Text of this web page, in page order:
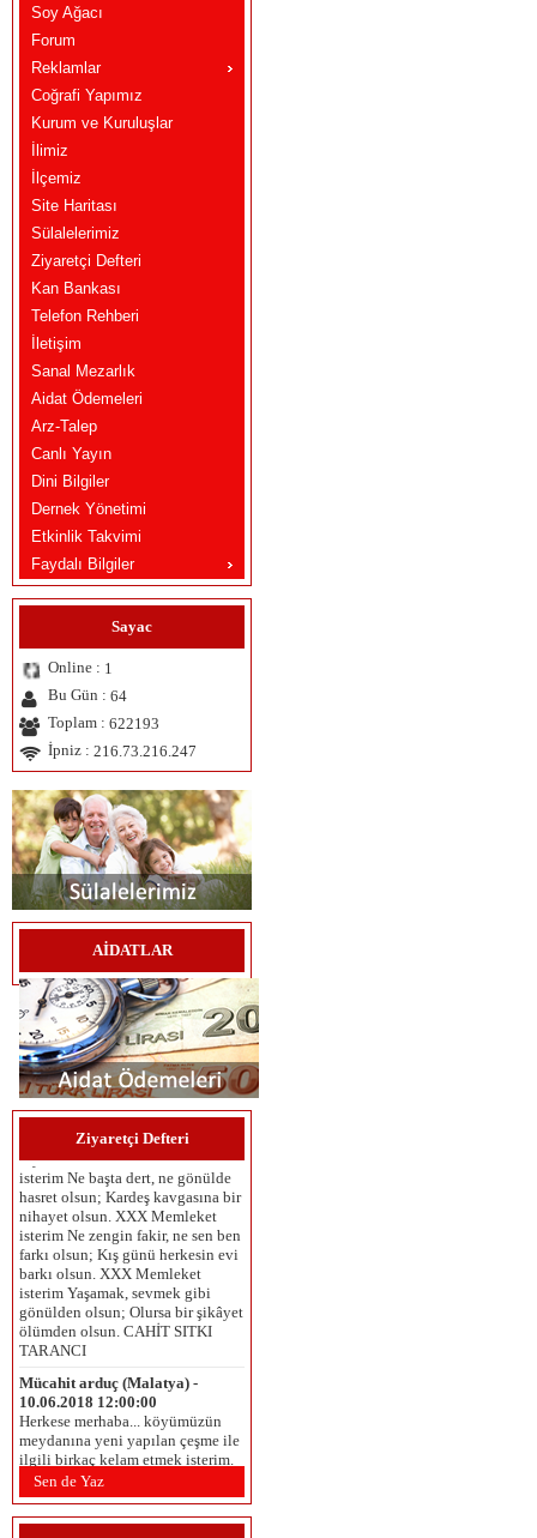
Soy Ağacı
Forum
Reklamlar
Coğrafi Yapımız
Kurum ve Kuruluşlar
İlimiz
İlçemiz
Site Haritası
Sülalelerimiz
Ziyaretçi Defteri
Kan Bankası
Telefon Rehberi
İletişim
Sanal Mezarlık
Aidat Ödemeleri
Arz-Talep
Canlı Yayın
Dini Bilgiler
Dernek Yönetimi
Etkinlik Takvimi
Faydalı Bilgiler
Sayac
Online : 1
Bu Gün : 64
Toplam : 622193
İpniz : 216.73.216.247
AİDATLAR
Ziyaretçi Defteri
Umut Çaykara (İzmir ) -
06.06.2025 12:00:00
MEMLEKET İSTERİM Memleket
isterim Gök mavi, dal yeşil, tarla
sarı olsun; Kuşların çiçeklerin
diyarı olsun. XXX Memleket
isterim Ne başta dert, ne gönülde
hasret olsun; Kardeş kavgasına bir
nihayet olsun. XXX Memleket
isterim Ne zengin fakir, ne sen ben
farkı olsun; Kış günü herkesin evi
barkı olsun. XXX Memleket
isterim Yaşamak, sevmek gibi
gönülden olsun; Olursa bir şikâyet
ölümden olsun. CAHİT SITKI
TARANCI
10.06.2018 12:00:00
Herkese merhaba... köyümüzün
meydanına yeni yapılan çeşme ile
ilgili birkaç kelam etmek isterim.
Öncelikle çeşmenin inşasında
emeği geçenlere ve yaptiranlara
teşekkür ederiz. Bütün köyün
kullanımına açik olan, tüm köy
Sen de Yaz